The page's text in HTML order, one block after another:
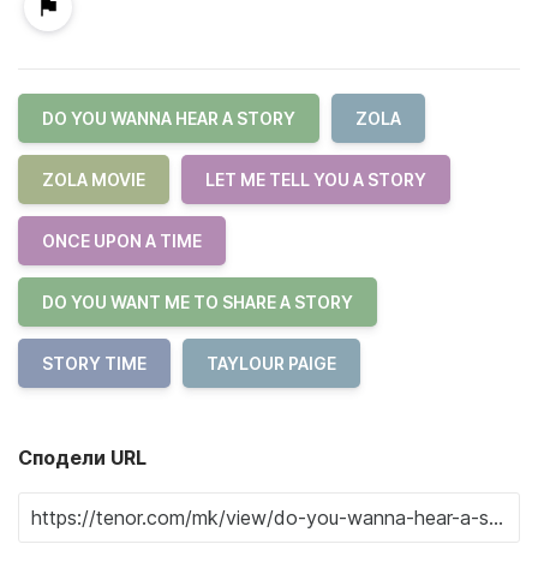
DO YOU WANNA HEAR A STORY ZOLA
ZOLA MOVIE LET ME TELL YOU A STORY
ONCE UPON A TIME
DO YOU WANT ME TO SHARE A STORY
STORY TIME TAYLOUR PAIGE
Сподели URL